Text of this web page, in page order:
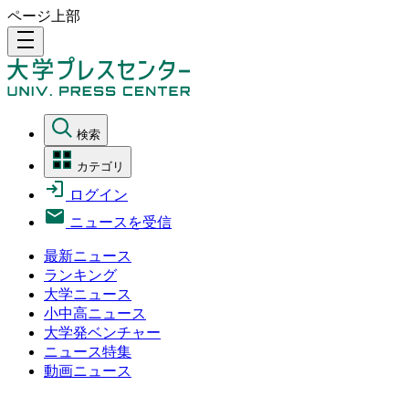
ページ上部
density_medium
検索
カテゴリ
ログイン
ニュースを受信
最新ニュース
ランキング
大学ニュース
小中高ニュース
大学発ベンチャー
ニュース特集
動画ニュース